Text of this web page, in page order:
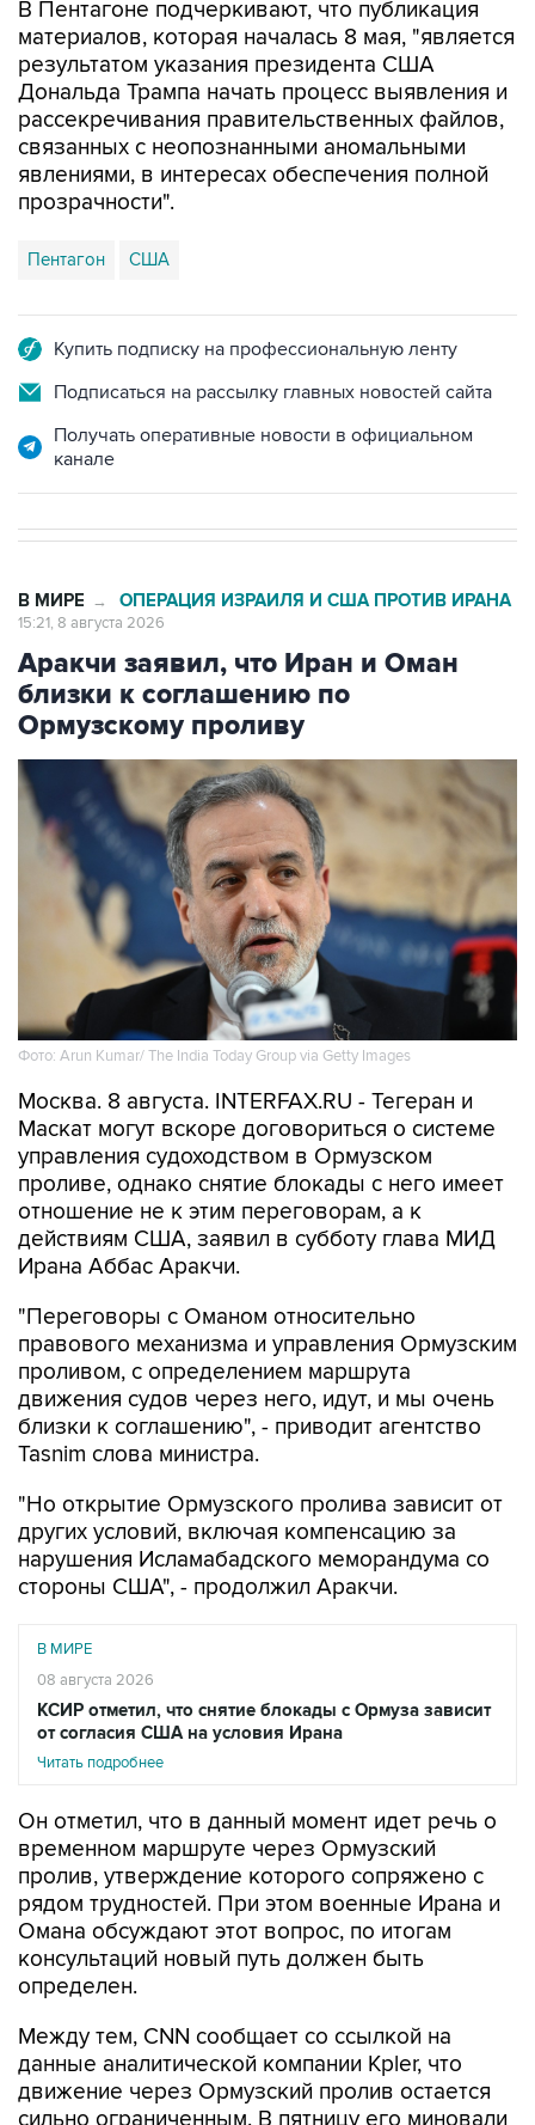
результатом указания президента США
Дональда Трампа начать процесс выявления и
рассекречивания правительственных файлов,
связанных с неопознанными аномальными
явлениями, в интересах обеспечения полной
прозрачности".
Пентагон США
Подписаться на рассылку главных новостей сайта
Получать оперативные новости в официальном
Аракчи заявил, что Иран и Оман
близки к соглашению по
Ормузскому проливу
Фото: Arun Kumar/ The India Today Group via Getty Images
Москва. 8 августа. INTERFAX.RU - Тегеран и
управления судоходством в Ормузском
проливе, однако снятие блокады с него имеет
отношение не к этим переговорам, а к
действиям США, заявил в субботу глава МИД
Ирана Аббас Аракчи.
"Переговоры с Оманом относительно
проливом, с определением маршрута
движения судов через него, идут, и мы очень
близки к соглашению", - приводит агентство
Tasnim слова министра.
"Но открытие Ормузского пролива зависит от
нарушения Исламабадского меморандума со
стороны США", - продолжил Аракчи.
В МИРЕ
КСИР отметил, что снятие блокады с Ормуза зависит
от согласия США на условия Ирана
Читать подробнее
Он отметил, что в данный момент идет речь о
пролив, утверждение которого сопряжено с
рядом трудностей. При этом военные Ирана и
Омана обсуждают этот вопрос, по итогам
консультаций новый путь должен быть
определен.
Между тем, CNN сообщает со ссылкой на
движение через Ормузский пролив остается
сильно ограниченным. В пятницу его миновали
восемь судов. До начала конфликта в регионе